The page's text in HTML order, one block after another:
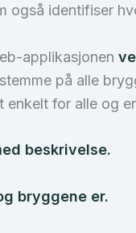
også identifiser
applikasjonen
på alle
for alle og
beskrivelse.
bryggene er.